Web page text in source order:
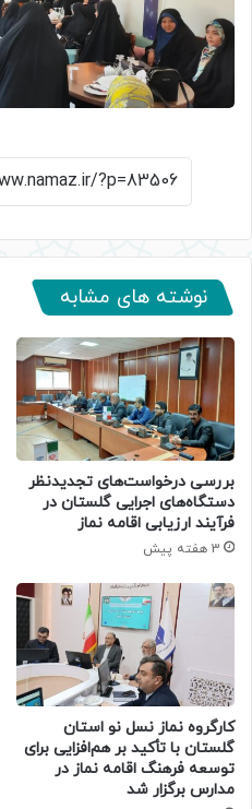
نوشته های مشابه
بررسی درخواست‌های تجدیدنظر
دستگاه‌های اجرایی گلستان در
فرآیند ارزیابی اقامه نماز
3 هفته پیش
کارگروه نماز نسل نو استان
گلستان با تأکید بر هم‌افزایی برای
توسعه فرهنگ اقامه نماز در
مدارس برگزار شد